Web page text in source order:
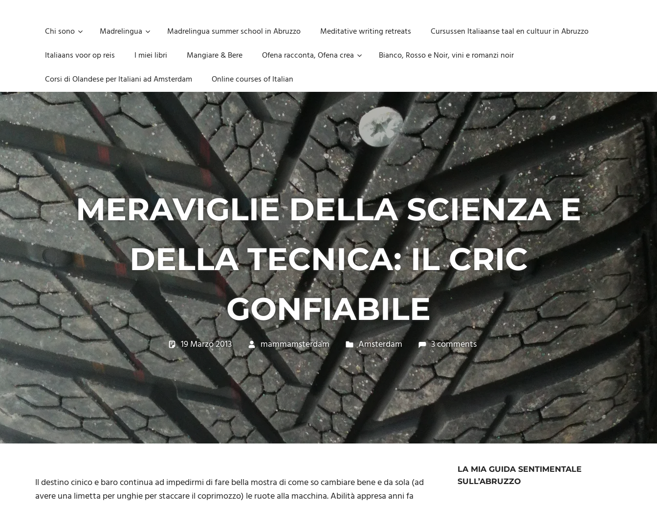
imprescindibile,
inevitabile
Mammamsterdam
oggi
anche
in
formato
monodose
confezione
migliorata
Chi sono Madrelingua Madrelingua summer school in Abruzzo Meditative writing retreats
Cursussen Italiaanse taal en cultuur in Abruzzo
Italiaans voor op reis
I miei libri Mangiare & Bere Ofena racconta, Ofena crea
Bianco, Rosso e Noir, vini e romanzi noir
Corsi di Olandese per Italiani ad Amsterdam
Online courses of Italian
MERAVIGLIE DELLA SCIENZA E
DELLA TECNICA: IL CRIC
GONFIABILE
19 Marzo 2013 mammamsterdam Amsterdam 3 comments
Il destino cinico e baro continua ad impedirmi di fare bella mostra di come so cambiare bene e da sola (ad
avere una limetta per unghie per staccare il coprimozzo) le ruote alla macchina. Abilità appresa anni fa
LA MIA GUIDA SENTIMENTALE
SULL’ABRUZZO